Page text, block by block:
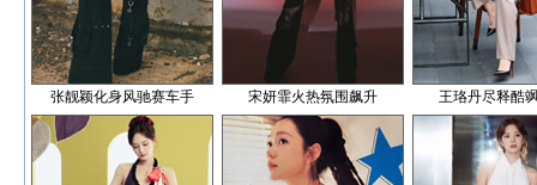
张靓颖化身风驰赛车手 宋妍霏火热氛围飙升 王珞丹尽释酷